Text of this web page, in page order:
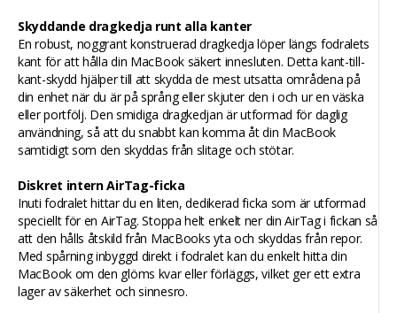
Skyddande dragkedja runt alla kanter
En robust, noggrant konstruerad dragkedja löper längs fodralets
kant för att hålla din MacBook säkert innesluten. Detta kant-till-
kant-skydd hjälper till att skydda de mest utsatta områdena på
din enhet när du är på språng eller skjuter den i och ur en väska
eller portfölj. Den smidiga dragkedjan är utformad för daglig
användning, så att du snabbt kan komma åt din MacBook
samtidigt som den skyddas från slitage och stötar.
Diskret intern AirTag-ficka
Inuti fodralet hittar du en liten, dedikerad ficka som är utformad
speciellt för en AirTag. Stoppa helt enkelt ner din AirTag i fickan så
att den hålls åtskild från MacBooks yta och skyddas från repor.
Med spårning inbyggd direkt i fodralet kan du enkelt hitta din
MacBook om den glöms kvar eller förläggs, vilket ger ett extra
lager av säkerhet och sinnesro.